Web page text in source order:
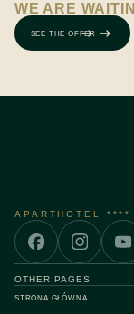
WE ARE
SEE THE OFFER
APARTHOTEL ****
OTHER PAGES
STRONA GŁÓWNA